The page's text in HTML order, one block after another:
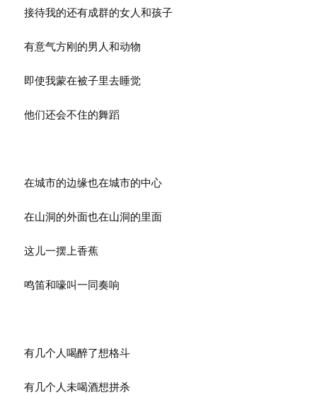
接待我的还有成群的女人和孩子
有意气方刚的男人和动物
即使我蒙在被子里去睡觉
他们还会不住的舞蹈
在城市的边缘也在城市的中心
在山洞的外面也在山洞的里面
这儿一摆上香蕉
鸣笛和嚎叫一同奏响
有几个人喝醉了想格斗
有几个人未喝酒想拼杀